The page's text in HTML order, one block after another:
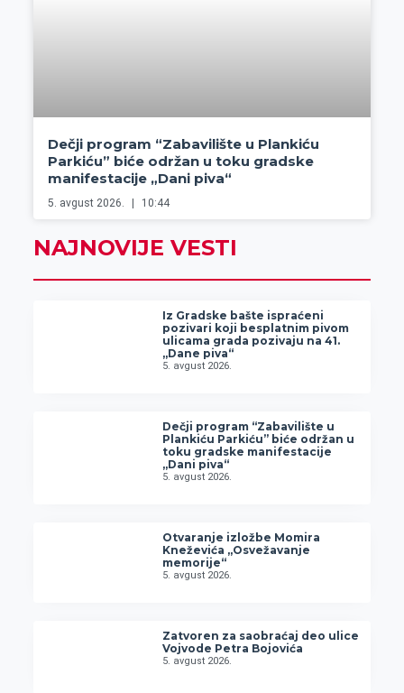
Dečji program “Zabavilište u Plankiću
Parkiću” biće održan u toku gradske
manifestacije „Dani piva“
5. avgust 2026. 10:44
NAJNOVIJE VESTI
Iz Gradske bašte ispraćeni
pozivari koji besplatnim pivom
ulicama grada pozivaju na 41.
„Dane piva“
5. avgust 2026.
Dečji program “Zabavilište u
Plankiću Parkiću” biće održan u
toku gradske manifestacije
„Dani piva“
5. avgust 2026.
Otvaranje izložbe Momira
Kneževića „Osvežavanje
memorije“
5. avgust 2026.
Zatvoren za saobraćaj deo ulice
Vojvode Petra Bojovića
5. avgust 2026.